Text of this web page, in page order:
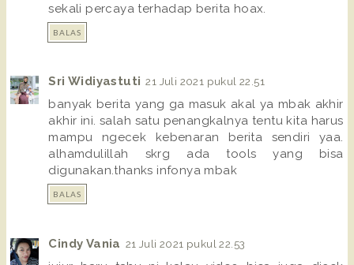
sekali percaya terhadap berita hoax.
BALAS
Sri Widiyastuti 21 Juli 2021 pukul 22.51
banyak berita yang ga masuk akal ya mbak akhir
akhir ini. salah satu penangkalnya tentu kita harus
mampu ngecek kebenaran berita sendiri yaa.
alhamdulillah skrg ada tools yang bisa
digunakan.thanks infonya mbak
BALAS
Cindy Vania 21 Juli 2021 pukul 22.53